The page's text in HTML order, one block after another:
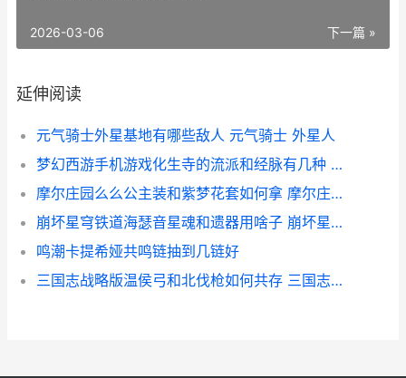
下一篇 »
2026-03-06
延伸阅读
元气骑士外星基地有哪些敌人 元气骑士 外星人
梦幻西游手机游戏化生寺的流派和经脉有几种 梦幻西游手机游苹果
摩尔庄园么么公主装和紫梦花套如何拿 摩尔庄园么么公主生日
崩坏星穹铁道海瑟音星魂和遗器用啥子 崩坏星穹铁道海盗占领列车
鸣潮卡提希娅共鸣链抽到几链好
三国志战略版温侯弓和北伐枪如何共存 三国志战略版温侯吕布